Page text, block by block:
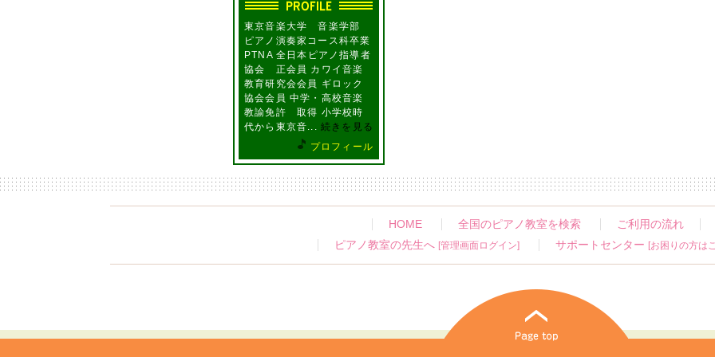
東京音楽大学 音楽学部
ピアノ演奏家コース科卒業
PTNA 全日本ピアノ指導者
協会 正会員 カワイ音楽
教育研究会会員 ギロック
協会会員 中学・高校音楽
教諭免許 取得 小学校時
代から東京音... 続きを見る
プロフィール
HOME 全国のピアノ教室を検索
ご利用の流れ
ピアノ教室の先生へ [管理画面ログイン] サポートセンター [お困りの方は